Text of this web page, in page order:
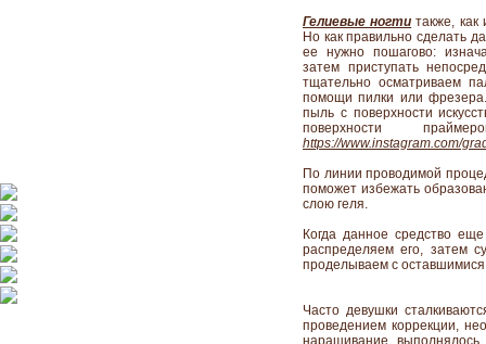
Гелиевые ногти также, как
Но как правильно сделать
ее нужно пошагово:
затем приступать
тщательно осматриваем
помощи пилки или
пыль с поверхности
поверхности
https://www.instagram.com/
По линии проводимой
поможет избежать
слою геля.
Когда данное средство
распределяем его, затем
проделываем с оставшимися
Часто девушки
проведением коррекции,
наращивание